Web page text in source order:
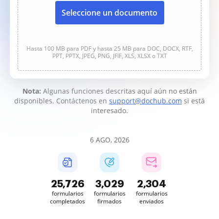
Seleccione un documento
Hasta 100 MB para PDF y hasta 25 MB para DOC, DOCX, RTF,
PPT, PPTX, JPEG, PNG, JFIF, XLS, XLSX o TXT
Nota: Algunas funciones descritas aquí aún no están
disponibles. Contáctenos en support@dochub.com si está
interesado.
6 AGO, 2026
25,729
formularios
completados
3,029
formularios
firmados
2,304
formularios
enviados